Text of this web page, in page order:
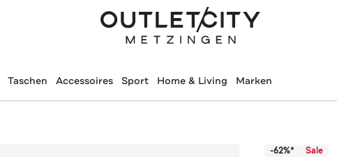
Taschen Accessoires Sport Home & Living Marken
-62%* Sale